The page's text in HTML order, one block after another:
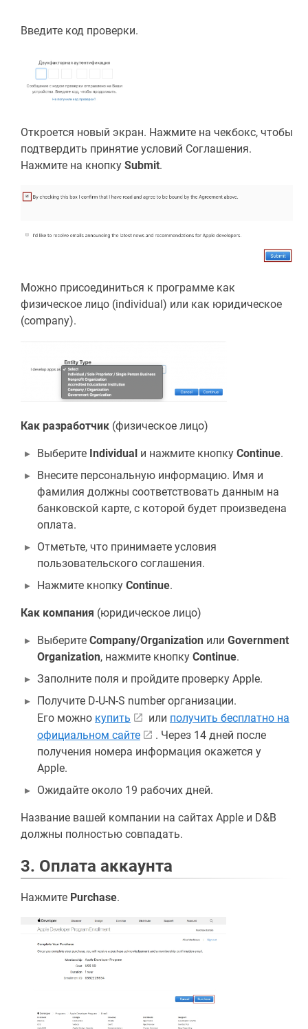
Введите код проверки.
Откроется новый экран. Нажмите на чекбокс, чтобы
подтвердить принятие условий Соглашения.
Нажмите на кнопку Submit.
Можно присоединиться к программе как
физическое лицо (individual) или как юридическое
(сompany).
Как разработчик (физическое лицо)
Выберите Individual и нажмите кнопку Continue.
Внесите персональную информацию. Имя и
фамилия должны соответствовать данным на
банковской карте, с которой будет произведена
оплата.
Отметьте, что принимаете условия
пользовательского соглашения.
Нажмите кнопку Continue.
Как компания (юридическое лицо)
Выберите Company/Organization или Government
Organization, нажмите кнопку Continue.
Заполните поля и пройдите проверку Apple.
Получите D-U-N-S number организации.
Его можно купить или получить бесплатно на
официальном сайте
. Через 14 дней после
получения номера информация окажется у
Apple.
Ожидайте около 19 рабочих дней.
Название вашей компании на сайтах Apple и D&B
должны полностью совпадать.
3. Оплата аккаунта
Нажмите Purchase.